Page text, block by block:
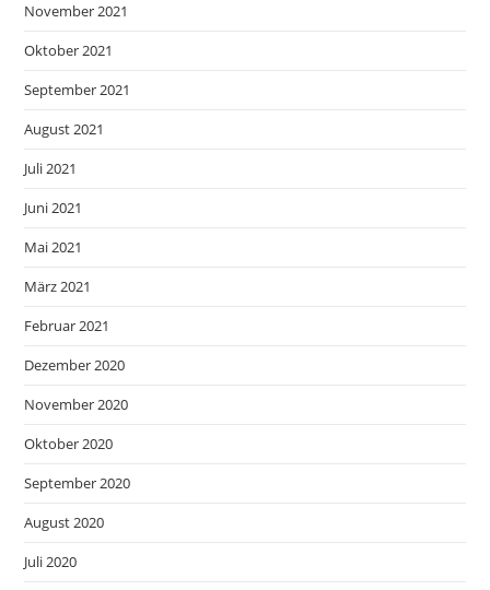
November 2021
Oktober 2021
September 2021
August 2021
Juli 2021
Juni 2021
Mai 2021
März 2021
Februar 2021
Dezember 2020
November 2020
Oktober 2020
September 2020
August 2020
Juli 2020